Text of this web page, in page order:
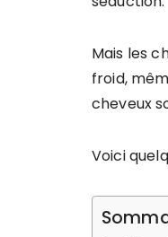
Mais les
froid,
cheveux
Voici